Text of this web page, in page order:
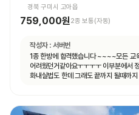
경북 구미시 고아읍
759,000원 2종 보통(자동)
작성자 : 서버번
1종 한방에 합격했습니다 ~~~~모든 교
어려웠던거같아요ㅜㅜㅜㅜ 이부분에서
화내실법도 한데 그래도 끝까지 될때까